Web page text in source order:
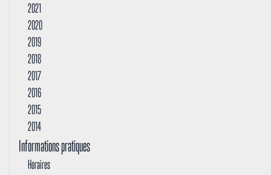
2021
2020
2019
2018
2017
2016
2015
2014
Informations pratiques
Horaires